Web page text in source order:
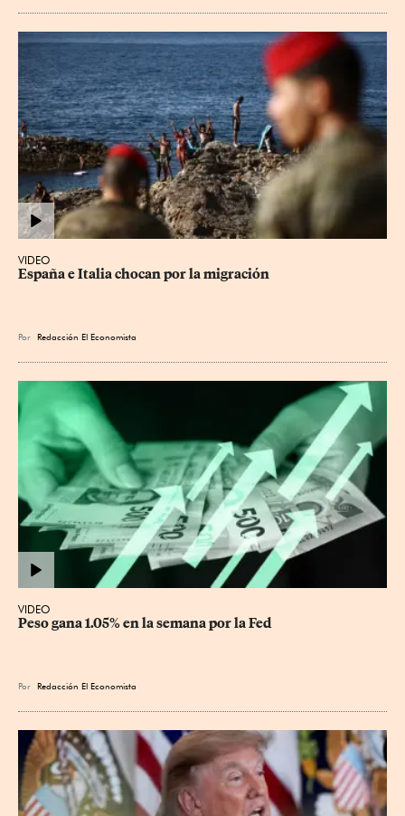
VIDEO
España e Italia chocan por la migración
Por Redacción El Economista
VIDEO
Peso gana 1.05% en la semana por la Fed
Por Redacción El Economista